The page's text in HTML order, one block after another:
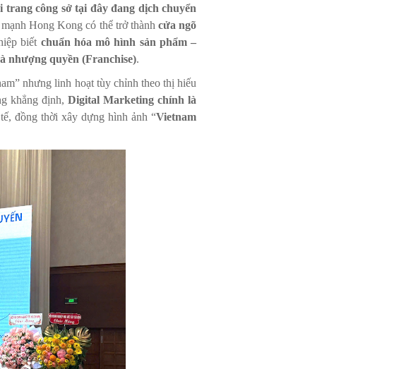
công sở tại đây đang dịch chuyển
Hong Kong có thể trở thành cửa ngõ
biết chuẩn hóa mô hình sản phẩm –
nhượng quyền (Franchise).
nhưng linh hoạt tùy chỉnh theo thị hiếu
khẳng định,Digital Marketing chính là
đồng thời xây dựng hình ảnh “Vietnam